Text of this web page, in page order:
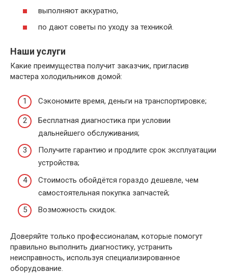
выполняют аккуратно,
по дают советы по уходу за техникой.
Наши услуги
Какие преимущества получит заказчик, пригласив
мастера холодильников домой:
Сэкономите время, деньги на транспортировке;
Бесплатная диагностика при условии
дальнейшего обслуживания;
Получите гарантию и продлите срок эксплуатации
устройства;
Стоимость обойдётся гораздо дешевле, чем
самостоятельная покупка запчастей;
Возможность скидок.
Доверяйте только профессионалам, которые помогут
правильно выполнить диагностику, устранить
неисправность, используя специализированное
оборудование.